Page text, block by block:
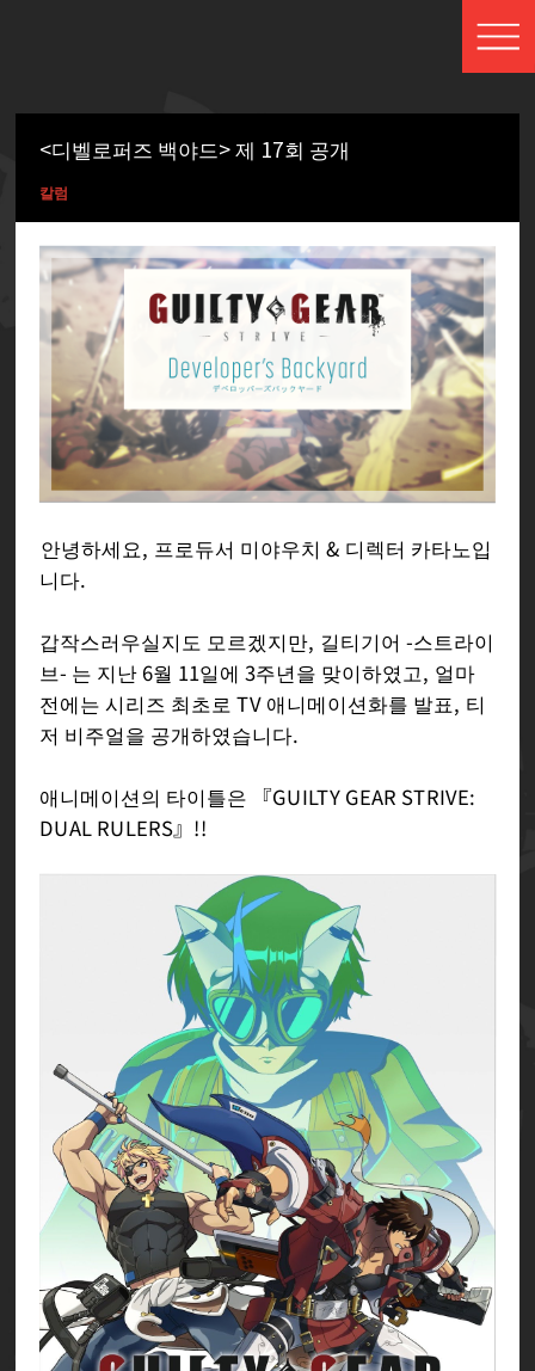
<디벨로퍼즈 백야드> 제 17회 공개
칼럼
안녕하세요, 프로듀서 미야우치 & 디렉터 카타노입
니다.
갑작스러우실지도 모르겠지만, 길티기어 -스트라이
브- 는 지난 6월 11일에 3주년을 맞이하였고, 얼마
전에는 시리즈 최초로 TV 애니메이션화를 발표, 티
저 비주얼을 공개하였습니다.
애니메이션의 타이틀은 『GUILTY GEAR STRIVE:
DUAL RULERS』!!